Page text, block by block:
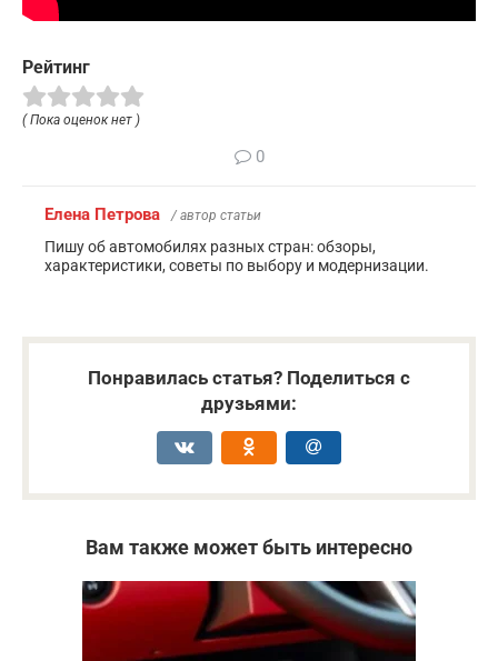
Рейтинг
( Пока оценок нет )
0
Елена Петрова / автор статьи
Пишу об автомобилях разных стран: обзоры,
характеристики, советы по выбору и модернизации.
Понравилась статья? Поделиться с
друзьями:
Вам также может быть интересно